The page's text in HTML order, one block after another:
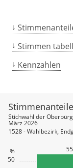
Stimmen
Kennzahlen
50
%
Stimmenanteile
Stichwahl der
März 2026
1528 - Wahlbezirk,